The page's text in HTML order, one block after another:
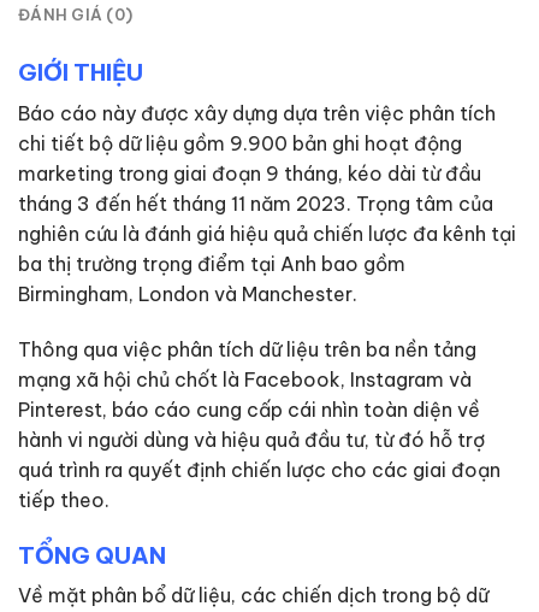
ĐÁNH GIÁ (0)
GIỚI THIỆU
Báo cáo này được xây dựng dựa trên việc phân tích
chi tiết bộ dữ liệu gồm 9.900 bản ghi hoạt động
marketing trong giai đoạn 9 tháng, kéo dài từ đầu
tháng 3 đến hết tháng 11 năm 2023. Trọng tâm của
nghiên cứu là đánh giá hiệu quả chiến lược đa kênh tại
ba thị trường trọng điểm tại Anh bao gồm
Birmingham, London và Manchester.
Thông qua việc phân tích dữ liệu trên ba nền tảng
mạng xã hội chủ chốt là Facebook, Instagram và
Pinterest, báo cáo cung cấp cái nhìn toàn diện về
hành vi người dùng và hiệu quả đầu tư, từ đó hỗ trợ
quá trình ra quyết định chiến lược cho các giai đoạn
tiếp theo.
TỔNG QUAN
Về mặt phân bổ dữ liệu, các chiến dịch trong bộ dữ